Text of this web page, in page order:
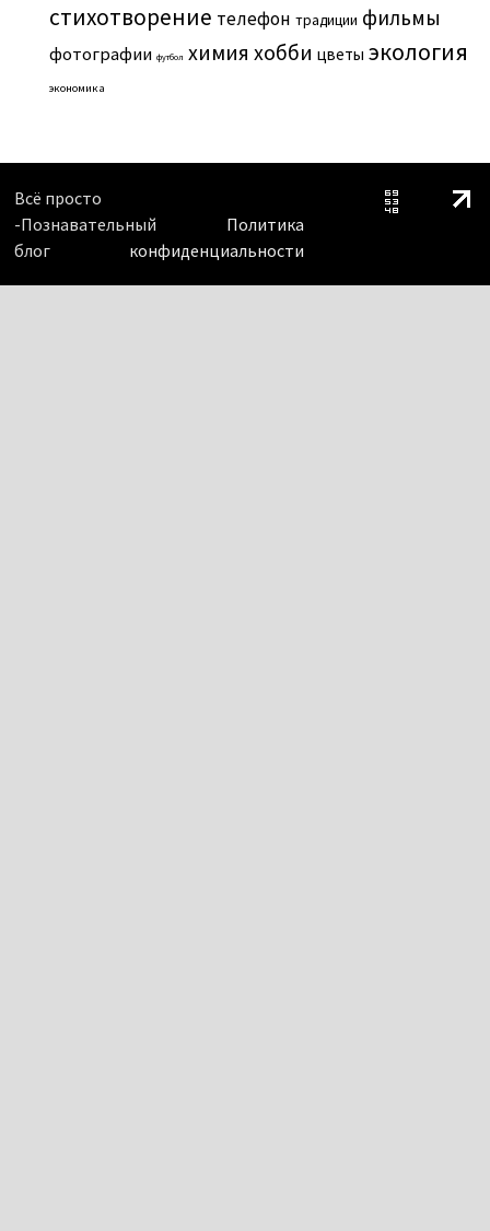
стихотворение телефон традиции фильмы
фотографии футбол химия хобби цветы экология
экономика
Всё просто
-Познавательный
блог
Политика
конфиденциальности